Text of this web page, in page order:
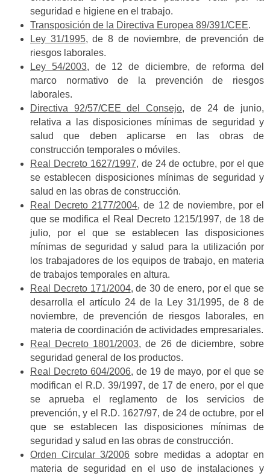
seguridad e higiene en el trabajo.
Transposición de la Directiva Europea 89/391/CEE.
Ley 31/1995, de 8 de noviembre, de prevención de
riesgos laborales.
Ley 54/2003, de 12 de diciembre, de reforma del
marco normativo de la prevención de riesgos
laborales.
Directiva 92/57/CEE del Consejo, de 24 de junio,
relativa a las disposiciones mínimas de seguridad y
salud que deben aplicarse en las obras de
construcción temporales o móviles.
Real Decreto 1627/1997, de 24 de octubre, por el que
se establecen disposiciones mínimas de seguridad y
salud en las obras de construcción.
Real Decreto 2177/2004, de 12 de noviembre, por el
que se modifica el Real Decreto 1215/1997, de 18 de
julio, por el que se establecen las disposiciones
mínimas de seguridad y salud para la utilización por
los trabajadores de los equipos de trabajo, en materia
de trabajos temporales en altura.
Real Decreto 171/2004, de 30 de enero, por el que se
desarrolla el artículo 24 de la Ley 31/1995, de 8 de
noviembre, de prevención de riesgos laborales, en
materia de coordinación de actividades empresariales.
Real Decreto 1801/2003, de 26 de diciembre, sobre
seguridad general de los productos.
Real Decreto 604/2006, de 19 de mayo, por el que se
modifican el R.D. 39/1997, de 17 de enero, por el que
se aprueba el reglamento de los servicios de
prevención, y el R.D. 1627/97, de 24 de octubre, por el
que se establecen las disposiciones mínimas de
seguridad y salud en las obras de construcción.
Orden Circular 3/2006 sobre medidas a adoptar en
materia de seguridad en el uso de instalaciones y